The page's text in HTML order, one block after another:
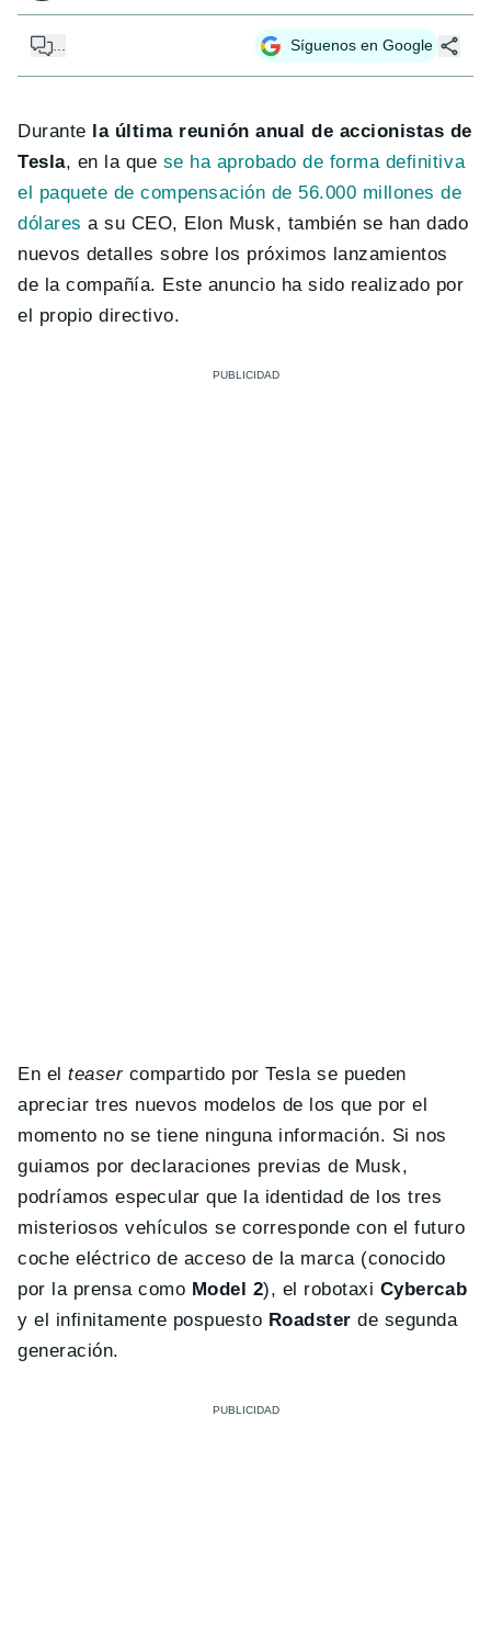
... Síguenos en Google
Durante
la última reunión anual de accionistas de
Tesla, en la que se ha aprobado de forma definitiva
el paquete de compensación de 56.000 millones de
dólares a su CEO, Elon Musk, también se han dado
nuevos detalles sobre los próximos lanzamientos
de la compañía. Este anuncio ha sido realizado por
el propio directivo.
En elteasercompartido por Tesla se pueden
apreciar tres nuevos modelos de los que por el
momento no se tiene ninguna información. Si nos
guiamos por declaraciones previas de Musk,
podríamos especular que la identidad de los tres
misteriosos vehículos se corresponde con el futuro
coche eléctrico de acceso de la marca (conocido
por la prensa como Model 2), el robotaxi Cybercab
y el infinitamente pospuesto Roadster de segunda
generación.